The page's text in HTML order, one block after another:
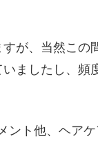
が、当然この
ましたし、頻
ント他、ヘア